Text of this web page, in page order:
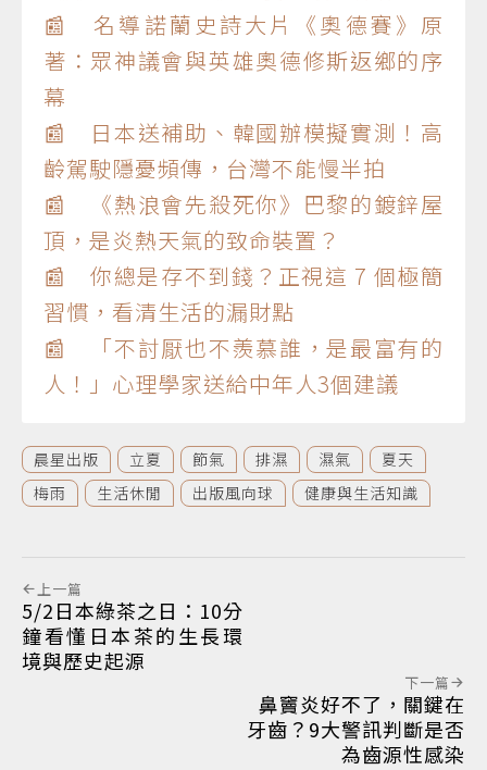
📰 名導諾蘭史詩大片《奧德賽》原
著：眾神議會與英雄奧德修斯返鄉的序
幕
📰 日本送補助、韓國辦模擬實測！高
齡駕駛隱憂頻傳，台灣不能慢半拍
📰 《熱浪會先殺死你》巴黎的鍍鋅屋
頂，是炎熱天氣的致命裝置？
📰 你總是存不到錢？正視這 7 個極簡
習慣，看清生活的漏財點
📰 「不討厭也不羨慕誰，是最富有的
人！」心理學家送給中年人3個建議
晨星出版 立夏 節氣 排濕 濕氣
夏天
梅雨
生活休閒 出版風向球 健康與生活知識
上一篇
5/2日本綠茶之日：10分
鐘看懂日本茶的生長環
境與歷史起源
下一篇
鼻竇炎好不了，關鍵在
牙齒？9大警訊判斷是否
為齒源性感染